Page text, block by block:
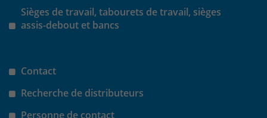
Sièges de travail, tabourets de travail, sièges
assis-debout et bancs
Contact
Recherche de distributeurs
Personne de contact